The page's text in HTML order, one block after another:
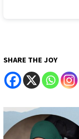
SHARE THE JOY